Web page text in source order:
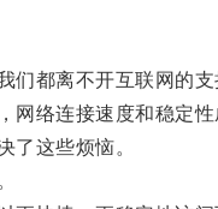
都离不开互联网的支
络连接速度和稳定性
这些烦恼。